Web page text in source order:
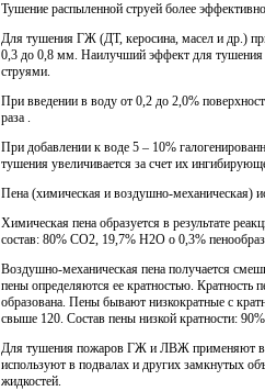
Тушение распыленной струей более
Для тушения ГЖ (ДТ, керосина, масел и др.)
0,3 до 0,8 мм. Наилучший эффект для
струями.
При введении в воду от 0,2 до 2,0%
раза .
При добавлении к воде 5 – 10%
тушения увеличивается за счет их
Пена (химическая и воздушно-механическая)
Химическая пена образуется в результате
состав: 80% СО2, 19,7% Н2О о 0,3%
Воздушно-механическая пена получается
пены определяются ее кратностью. Кратность
образована. Пены бывают низкократные с
свыше 120. Состав пены низкой кратности:
Для тушения пожаров ГЖ и ЛВЖ применяют
используют в подвалах и других замкнутых
жидкостей.